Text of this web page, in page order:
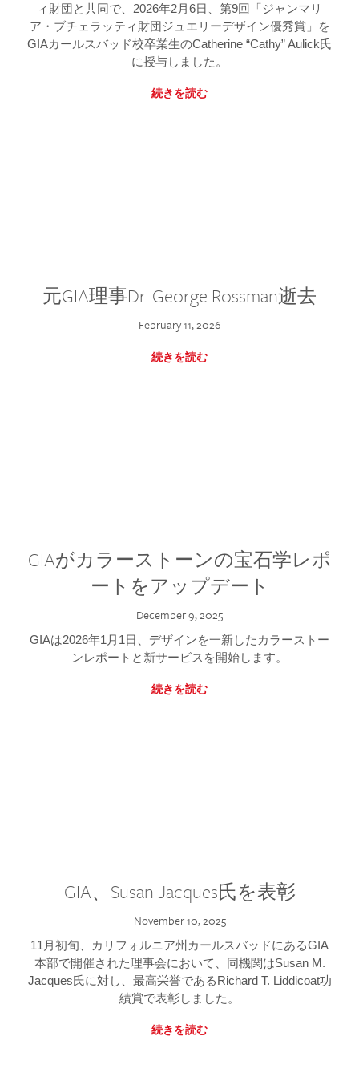
ィ財団と共同で、2026年2月6日、第9回「ジャンマリ
ア・ブチェラッティ財団ジュエリーデザイン優秀賞」を
GIAカールスバッド校卒業生のCatherine “Cathy” Aulick氏
に授与しました。
続きを読む
元GIA理事Dr. George Rossman逝去
February 11, 2026
続きを読む
GIAがカラーストーンの宝石学レポ
ートをアップデート
December 9, 2025
GIAは2026年1月1日、デザインを一新したカラーストー
ンレポートと新サービスを開始します。
続きを読む
GIA、Susan Jacques氏を表彰
November 10, 2025
11月初旬、カリフォルニア州カールスバッドにあるGIA
本部で開催された理事会において、同機関はSusan M.
Jacques氏に対し、最高栄誉であるRichard T. Liddicoat功
績賞で表彰しました。
続きを読む